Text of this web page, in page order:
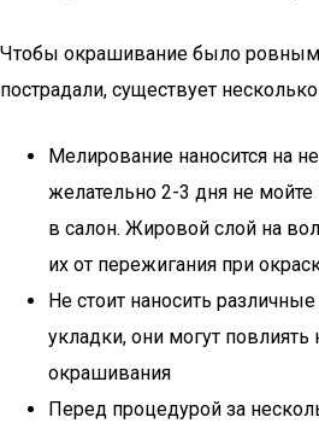
Чтобы окрашивание было
пострадали, существует
Мелирование наносится на
желательно 2-3 дня не
в салон. Жировой слой на
их от пережигания при
Не стоит наносить
укладки, они могут повлиять
окрашивания
Перед процедурой за